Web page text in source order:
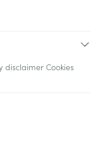
disclaimer Cookies